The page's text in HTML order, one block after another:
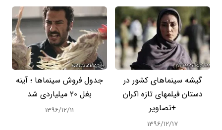
گیشه سینماهای کشور در
دستان فیلمهای تازه اکران
+تصاویر
۱۳۹۶/۱۲/۱۷
جدول فروش سینماها ؛ آینه
بغل 20 میلیاردی شد
۱۳۹۶/۱۲/۱۱